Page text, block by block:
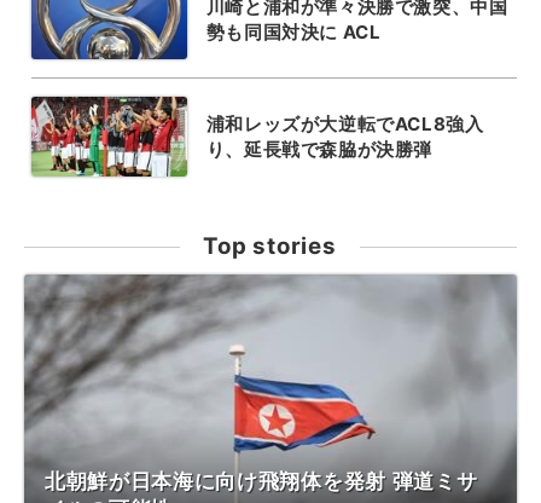
川崎と浦和が準々決勝で激突、中国
勢も同国対決に ACL
浦和レッズが大逆転でACL8強入
り、延長戦で森脇が決勝弾
Top stories
北朝鮮が日本海に向け飛翔体を発射 弾道ミサ